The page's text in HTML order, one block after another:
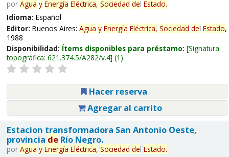
por Agua y Energía Eléctrica, Sociedad del Estado.
Idioma: Español
Editor: Buenos Aires: Agua y Energía Eléctrica, Sociedad del Estado,
1988
Disponibilidad: Ítems disponibles para préstamo: Signatura
topográfica: 621.374.5/A282/v.4 (1).
Hacer reserva
Agregar al carrito
Estacion transformadora San Antonio Oeste,
provincia deRío Negro.
por Agua y Energía Eléctrica, Sociedad del Estado.